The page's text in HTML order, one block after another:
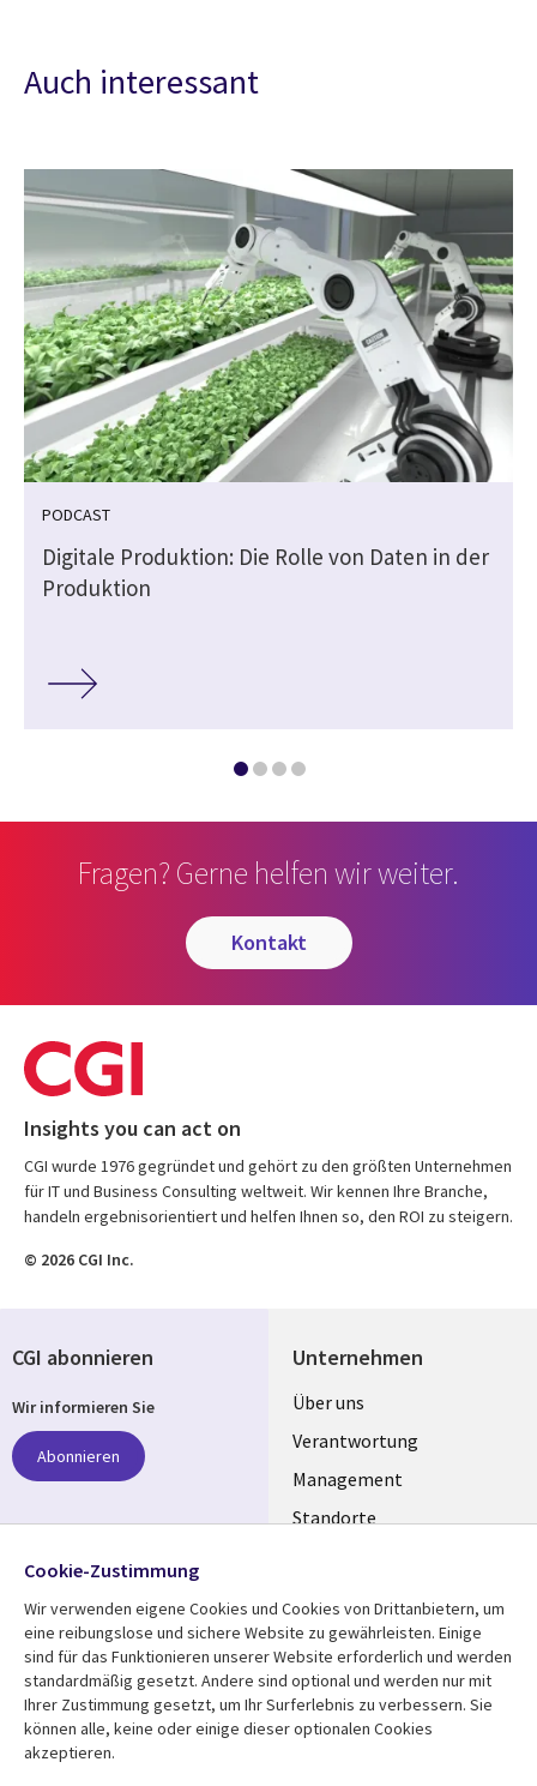
Auch interessant
PODCAST
Digitale Produktion: Die Rolle von Daten in der
Produktion
Fragen? Gerne helfen wir weiter.
kontakt
Insights you can act on
CGI wurde 1976 gegründet und gehört zu den größten Unternehmen
für IT und Business Consulting weltweit. Wir kennen Ihre Branche,
handeln ergebnisorientiert und helfen Ihnen so, den ROI zu steigern.
© 2026 CGI Inc.
Unternehmen
Useful
links
GERMANY
Über uns
Verantwortung
Management
Standorte
Mediathek
Library
Aktuelles
Rechtliches
CGI abonnieren
Wir informieren Sie
Abonnieren
Folgen Sie uns
Social
Media
GERMANY
Cookie-Zustimmung
Wir verwenden eigene Cookies und Cookies von Drittanbietern, um
eine reibungslose und sichere Website zu gewährleisten. Einige
sind für das Funktionieren unserer Website erforderlich und werden
standardmäßig gesetzt. Andere sind optional und werden nur mit
Ihrer Zustimmung gesetzt, um Ihr Surferlebnis zu verbessern. Sie
können alle, keine oder einige dieser optionalen Cookies
akzeptieren.